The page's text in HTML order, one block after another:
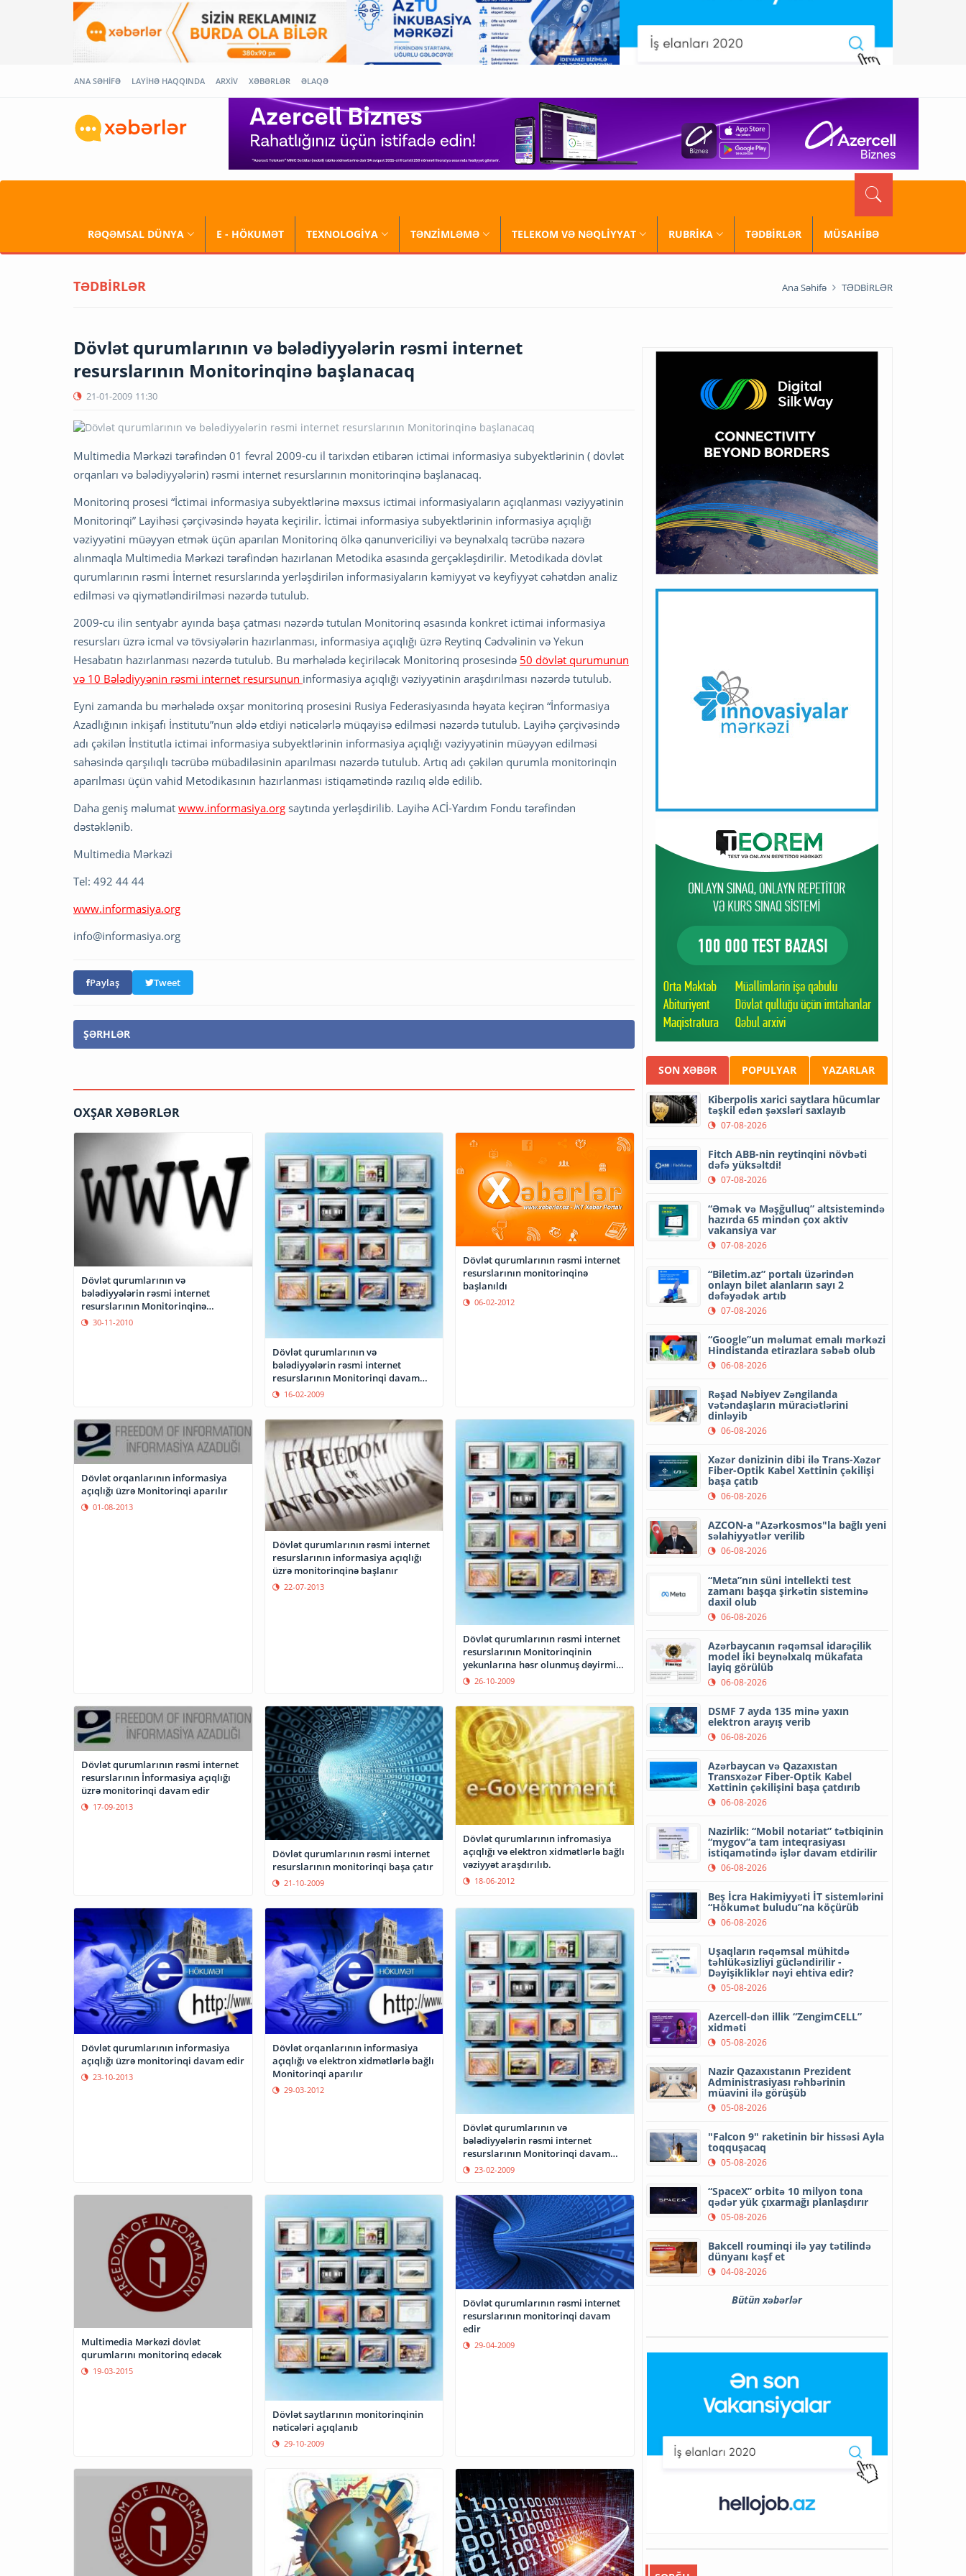
ANA SƏHİFƏ LAYİHƏ HAQQINDA ARXİV XƏBƏRLƏR ƏLAQƏ
RƏQƏMSAL DÜNYA E - HÖKUMƏT TEXNOLOGİYA TƏNZİMLƏMƏ TELEKOM VƏ NƏQLİYYAT RUBRİKA TƏDBİRLƏR MÜSAHİBƏ
TƏDBİRLƏR Ana Səhifə TƏDBİRLƏR
Dövlət qurumlarının və bələdiyyələrin rəsmi internet
resurslarının Monitorinqinə başlanacaq
21-01-2009 11:30
Multimedia Mərkəzi tərəfindən 01 fevral 2009-cu il tarixdən etibarən ictimai informasiya subyektlərinin ( dövlət
orqanları və bələdiyyələrin) rəsmi internet resurslarının monitorinqinə başlanacaq.
Monitorinq prosesi “İctimai informasiya subyektlərinə məxsus ictimai informasiyaların açıqlanması vəziyyətinin
Monitorinqi” Layihəsi çərçivəsində həyata keçirilir. İctimai informasiya subyektlərinin informasiya açıqlığı
vəziyyətini müəyyən etmək üçün aparılan Monitorinq ölkə qanunvericiliyi və beynəlxalq təcrübə nəzərə
alınmaqla Multimedia Mərkəzi tərəfindən hazırlanan Metodika əsasında gerçəkləşdirilir. Metodikada dövlət
qurumlarının rəsmi İnternet resurslarında yerləşdirilən informasiyaların kəmiyyət və keyfiyyət cəhətdən analiz
edilməsi və qiymətləndirilməsi nəzərdə tutulub.
2009-cu ilin sentyabr ayında başa çatması nəzərdə tutulan Monitorinq əsasında konkret ictimai informasiya
resursları üzrə icmal və tövsiyələrin hazırlanması, informasiya açıqlığı üzrə Reytinq Cədvəlinin və Yekun
Hesabatın hazırlanması nəzərdə tutulub. Bu mərhələdə keçiriləcək Monitorinq prosesində 50 dövlət qurumunun
və 10 Bələdiyyənin rəsmi internet resursunun informasiya açıqlığı vəziyyətinin araşdırılması nəzərdə tutulub.
Eyni zamanda bu mərhələdə oxşar monitorinq prosesini Rusiya Federasiyasında həyata keçirən “İnformasiya
Azadlığının inkişafı İnstitutu”nun əldə etdiyi nəticələrlə müqayisə edilməsi nəzərdə tutulub. Layihə çərçivəsində
adı çəkilən İnstitutla ictimai informasiya subyektlərinin informasiya açıqlığı vəziyyətinin müəyyən edilməsi
sahəsində qarşılıqlı təcrübə mübadiləsinin aparılması nəzərdə tutulub. Artıq adı çəkilən qurumla monitorinqin
aparılması üçün vahid Metodikasının hazırlanması istiqamətində razılıq əldə edilib.
Daha geniş məlumat www.informasiya.org saytında yerləşdirilib. Layihə ACİ-Yardım Fondu tərəfindən
dəstəklənib.
Multimedia Mərkəzi
Tel: 492 44 44
www.informasiya.org
info@informasiya.org
Paylaş Tweet
ŞƏRHLƏR
OXŞAR XƏBƏRLƏR
Dövlət qurumlarının və
bələdiyyələrin rəsmi internet
resurslarının Monitorinqinə
başlanır
30-11-2010
Dövlət qurumlarının və
bələdiyyələrin rəsmi internet
resurslarının Monitorinqi davam
edir16-02-2009
Dövlət qurumlarının rəsmi internet
resurslarının monitorinqinə
başlanıldı
06-02-2012
Dövlət orqanlarının informasiya
açıqlığı üzrə Monitorinqi aparılır
01-08-2013
Dövlət qurumlarının rəsmi internet
resurslarının informasiya açıqlığı
üzrə monitorinqinə başlanır
22-07-2013
Dövlət qurumlarının rəsmi internet
resurslarının Monitorinqinin
yekunlarına həsr olunmuş dəyirmi
masa keçiriləcək
26-10-2009
Dövlət qurumlarının rəsmi internet
resurslarının İnformasiya açıqlığı
üzrə monitorinqi davam edir
17-09-2013
Dövlət qurumlarının rəsmi internet
resurslarının monitorinqi başa çatır
21-10-2009
Dövlət qurumlarının infromasiya
açıqlığı və elektron xidmətlərlə bağlı
vəziyyət araşdırılıb.
18-06-2012
Dövlət qurumlarının informasiya
açıqlığı üzrə monitorinqi davam edir
23-10-2013
Dövlət orqanlarının informasiya
açıqlığı və elektron xidmətlərlə bağlı
Monitorinqi aparılır
29-03-2012
Dövlət qurumlarının və
bələdiyyələrin rəsmi internet
resurslarının Monitorinqi davam
edir23-02-2009
Multimedia Mərkəzi dövlət
qurumlarını monitorinq edəcək
19-03-2015
Dövlət saytlarının monitorinqinin
nəticələri açıqlanıb
29-10-2009
Dövlət qurumlarının rəsmi internet
resurslarının monitorinqi davam
edir
29-04-2009
SON XƏBƏR POPULYAR YAZARLAR
Kiberpolis xarici saytlara hücumlar
təşkil edən şəxsləri saxlayıb
07-08-2026
Fitch ABB-nin reytinqini növbəti
dəfə yüksəltdi!
07-08-2026
“Əmək və Məşğulluq” altsistemində
hazırda 65 mindən çox aktiv
vakansiya var
07-08-2026
“Biletim.az” portalı üzərindən
onlayn bilet alanların sayı 2
dəfəyədək artıb
07-08-2026
“Google”un məlumat emalı mərkəzi
Hindistanda etirazlara səbəb olub
06-08-2026
Rəşad Nəbiyev Zəngilanda
vətəndaşların müraciətlərini
dinləyib
06-08-2026
Xəzər dənizinin dibi ilə Trans-Xəzər
Fiber-Optik Kabel Xəttinin çəkilişi
başa çatıb
06-08-2026
AZCON-a "Azərkosmos"la bağlı yeni
səlahiyyətlər verilib
06-08-2026
“Meta”nın süni intellekti test
zamanı başqa şirkətin sisteminə
daxil olub
06-08-2026
Azərbaycanın rəqəmsal idarəçilik
model iki beynəlxalq mükafata
layiq görülüb
06-08-2026
DSMF 7 ayda 135 minə yaxın
elektron arayış verib
06-08-2026
Azərbaycan və Qazaxıstan
Transxəzər Fiber-Optik Kabel
Xəttinin çəkilişini başa çatdırıb
06-08-2026
Nazirlik: “Mobil notariat” tətbiqinin
“mygov”a tam inteqrasiyası
istiqamətində işlər davam etdirilir
06-08-2026
Beş İcra Hakimiyyəti İT sistemlərini
“Hökumət buludu”na köçürüb
06-08-2026
Uşaqların rəqəmsal mühitdə
təhlükəsizliyi gücləndirilir -
Dəyişikliklər nəyi ehtiva edir?
05-08-2026
Azercell-dən illik “ZengimCELL”
xidməti
05-08-2026
Nazir Qazaxıstanın Prezident
Administrasiyası rəhbərinin
müavini ilə görüşüb
05-08-2026
"Falcon 9" raketinin bir hissəsi Ayla
toqquşacaq
05-08-2026
“SpaceX” orbitə 10 milyon tona
qədər yük çıxarmağı planlaşdırır
05-08-2026
Bakcell rouminqi ilə yay tətilində
dünyanı kəşf et
04-08-2026
Bütün xəbərlər